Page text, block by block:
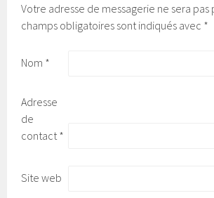
Votre adresse de messagerie ne sera pas
champs obligatoires sont indiqués avec *
Nom *
Adresse
de
contact *
Site web